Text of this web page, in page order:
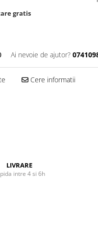
gratis
Ai nevoie de ajutor?
Cere informatii
LIVRARE
intre 4 si 6h